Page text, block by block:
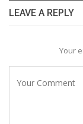
LEAVE A REPLY
Your